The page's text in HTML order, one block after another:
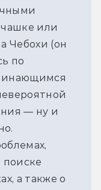
или
Чебохи (он
по
— ну и
поиске
а также о